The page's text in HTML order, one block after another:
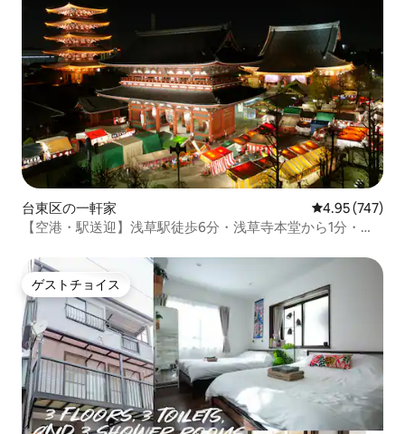
台東区の一軒家 レビュー747
4.95 (747)
【空港・駅送迎】浅草駅徒歩6分・浅草寺本堂から1分・閑
ゲストチョイス
ゲストチョイス